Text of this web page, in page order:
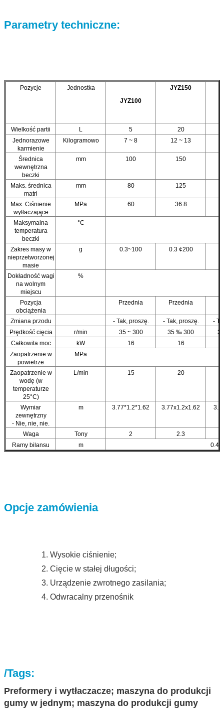
Parametry techniczne:
Pozycje
Jednostka
JYZ100
JYZ150
Wielkość partii L 5
20
Jednorazowe
karmienie
Kilogramowo 7 ~ 8 12 ~ 13
Średnica
wewnętrzna
beczki
mm 100 150
Maks. średnica
matri
mm 80 125
Max. Ciśnienie
wytłaczające
MPa 60 36.8
Maksymalna
temperatura
beczki
°C
Zakres masy w
nieprzetworzonej
masie
g 0.3~100 0.3 ¢200
Dokładność wagi
na wolnym
miejscu
%
Pozycja
obciążenia
Przednia Przednia
Zmiana przodu - Tak, proszę. - Tak, proszę.
-
Prędkość cięcia
r/min 35 ~ 300 35 ‰ 300
Całkowita moc
kW 16
16
Zaopatrzenie w
powietrze
MPa
Zaopatrzenie w
wodę (w
temperaturze
25°C)
L/min 15 20
Wymiar
zewnętrzny
- Nie, nie, nie.
m 3.77*1.2*1.62 3.77x1.2x1.62
Waga Tony 2
2.3
Ramy bilansu
m
Opcje zamówienia
1. Wysokie ciśnienie;
2. Cięcie w stałej długości;
3. Urządzenie zwrotnego zasilania;
4. Odwracalny przenośnik
/Tags:
Preformery i wytłaczacze; maszyna do produkcji
gumy w jednym; maszyna do produkcji gumy